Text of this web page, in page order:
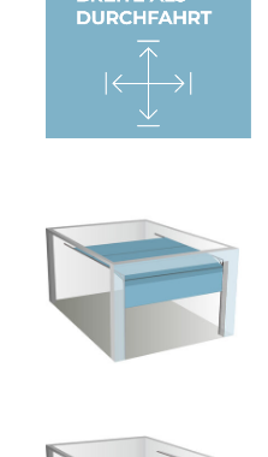
erhältlich und lassen
Ihres Hauses und Ihrer
entsteht eine moderne,
optisch harmonische